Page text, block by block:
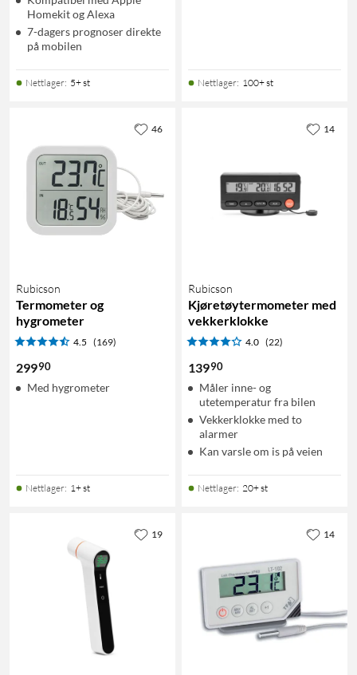
Homekit og Alexa
7-dagers prognoser direkte
på mobilen
Nettlager: 5+ st Nettlager: 100+ st
Rubicson
Termometer og
hygrometer
4.5 (169)
29990
Med hygrometer
Nettlager: 1+ st
46
Rubicson
Kjøretøytermometer med
vekkerklokke
4.0 (22)
13990
Måler inne- og
utetemperatur fra bilen
Vekkerklokke med to
alarmer
Kan varsle om is på veien
Nettlager: 20+ st
14
19 14